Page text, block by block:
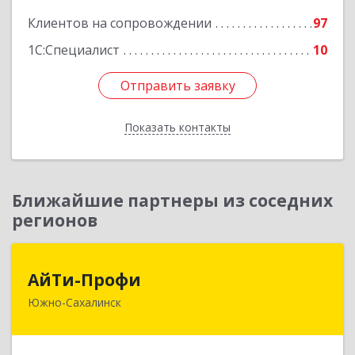
Клиентов на сопровождении
97
1С:Специалист
10
Отправить заявку
Показать контакты
Отправить заявку
Назад
Ближайшие партнеры из соседних
регионов
АйТи-Профи
Южно-Сахалинск693023, Сахалинская обл, город Южно-